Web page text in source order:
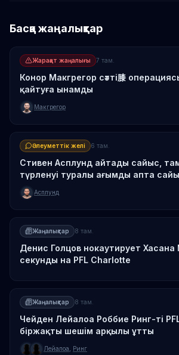
Басқа жаңалықтар
Жарақат жаңалығы 7 там.
Конор Макгрегор сәтті膝
қайтуға ынамды
Макгрегор
Әлеуметтік желі 6 там.
Стивен Асплунд айтады сайыс,
түрленуі туралы ағымды апта
Асплунд
Жаңалықтар 8 там.
Денис Голцов нокаутирует
секунды на PFL Charlotte
Жаңалықтар 8 там.
Чейден Лейалоа Роббие Ринг-ті
біржақты шешім арқылы ұтты
Лейалоа Ринг